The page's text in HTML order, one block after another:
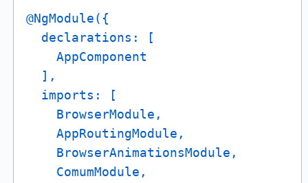
@NgModule( {
  declarations: [
    AppComponent
  ],
  imports: [
    BrowserModule,
    AppRoutingModule,
    BrowserAnimationsModule,
    ComumModule,